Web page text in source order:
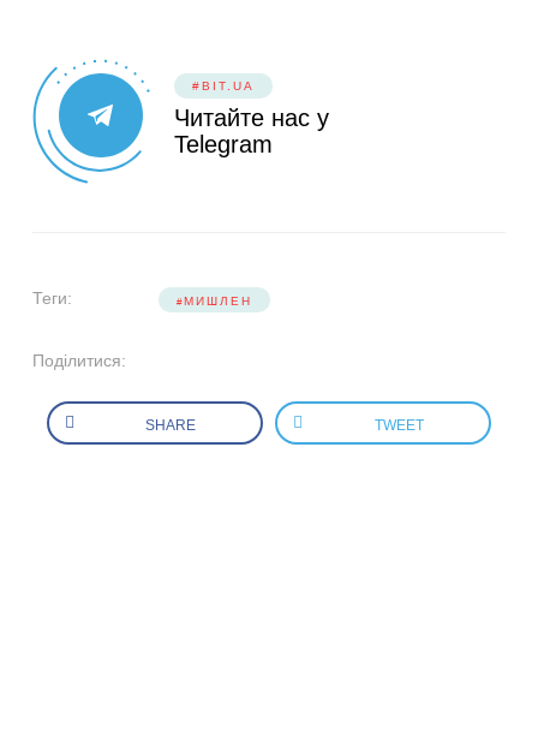
#BIT.UA
Читайте нас у
Telegram
Теги: МИШЛЕН
Поділитися:
SHARE TWEET